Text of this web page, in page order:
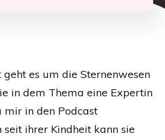
es um die Sternenwesen
in dem Thema eine Expertin
mir in den Podcast
seit ihrer Kindheit kann sie